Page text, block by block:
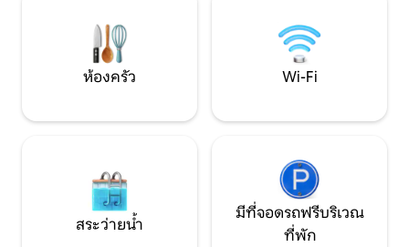
มาตรงไปยังพื้นที่เล่นสกี Roggenboden ​
พื้นที่ 104 ตร.ม.
ที่พักที่จะได้พักผ่อ
พลัง
ห้องครัว Wi-Fi
สระว่ายน้ำ
มีที่จอดรถฟรีบริเวณ
ที่พัก